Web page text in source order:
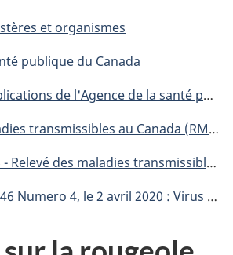
et organismes
publique du Canada
de l'Agence de la santé publique du Canada
transmissibles au Canada (RMTC)
des maladies transmissibles au Canada (RMTC)
4, le 2 avril 2020 : Virus respiratoire syncytial (VRS)